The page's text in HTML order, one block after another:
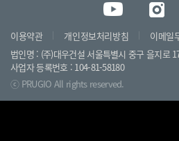
이용약관 개인정보처리방침
이메일
법인명 : (주)대우건설 서울특별시 중구 을지로
사업자 등록번호 : 104-81-58180
ⓒ PRUGIO All rights reserved.